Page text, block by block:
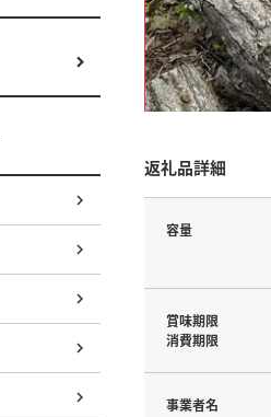
返礼品詳細
容量
賞味期限
消費期限
事業者名